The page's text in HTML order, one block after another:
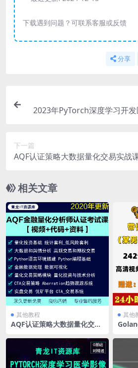
下载遇到问题？可联系客服或反馈
分享
2023年PyTorch深度学习开
下一篇
AQF认证策略大数据量化交易实战
相关文章
其他教程
AQF认证策略大数据量化交易
考试教程
其他
目实